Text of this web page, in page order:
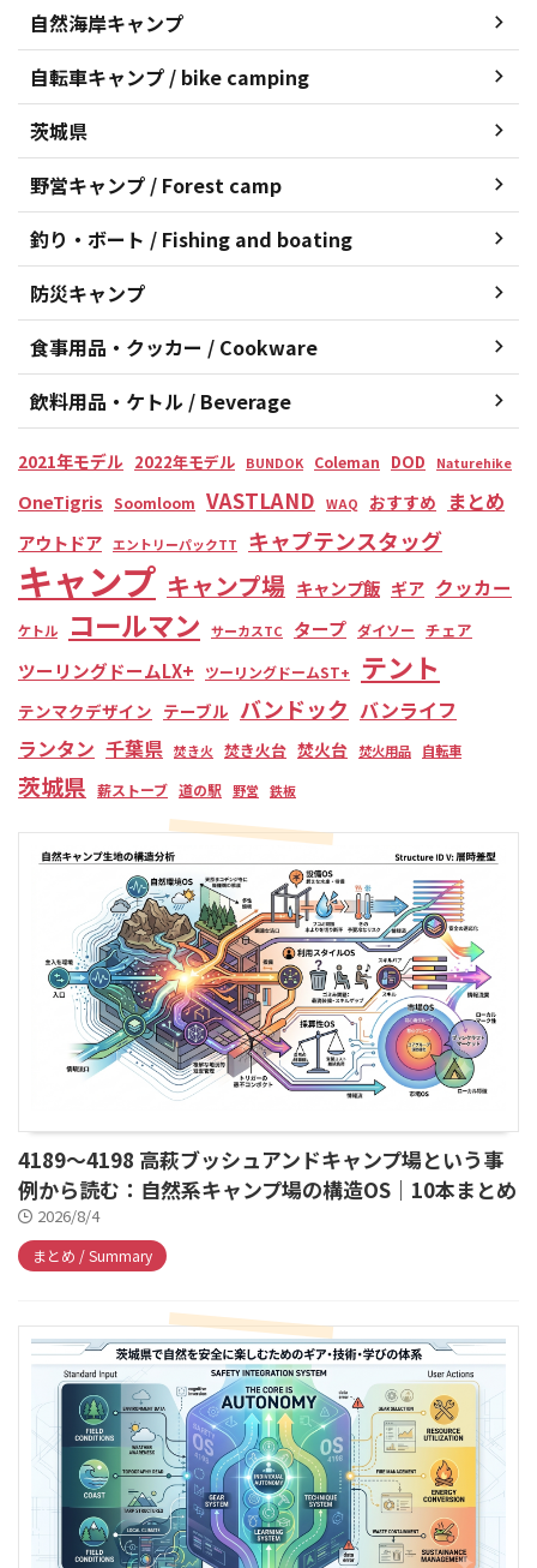
自然海岸キャンプ
自転車キャンプ / bike camping
茨城県
野営キャンプ / Forest camp
釣り・ボート / Fishing and boating
防災キャンプ
食事用品・クッカー / Cookware
飲料用品・ケトル / Beverage
2021年モデル 2022年モデル BUNDOK Coleman DOD Naturehike
OneTigris Soomloom VASTLAND WAQ おすすめ まとめ
アウトドア エントリーパックTT キャプテンスタッグ
キャンプ キャンプ場 キャンプ飯 ギア クッカー
ケトル コールマン サーカスTC タープ ダイソー チェア
ツーリングドームLX+ ツーリングドームST+ テント
テンマクデザイン テーブル バンドック バンライフ
ランタン 千葉県 焚き火 焚き火台 焚火台 焚火用品 自転車
茨城県 薪ストーブ 道の駅 野営 鉄板
4189～4198 高萩ブッシュアンドキャンプ場という事
例から読む：自然系キャンプ場の構造OS｜10本まとめ
2026/8/4
まとめ / Summary